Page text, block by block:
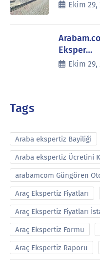
Ekim 29,
Eksper…
Ekim 29,
Tags
Araba ekspertiz Bayiliği
Araba ekspertiz Ücretini
arabamcom Güngören
Araç Ekspertiz Fiyatları
Araç Ekspertiz Fiyatları
Araç Ekspertiz Formu
Araç Ekspertiz Raporu